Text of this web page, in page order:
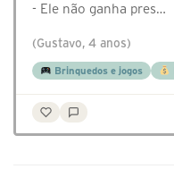
- Ele não ganha pres…
(Gustavo, 4 anos)
Brinquedos e jogos